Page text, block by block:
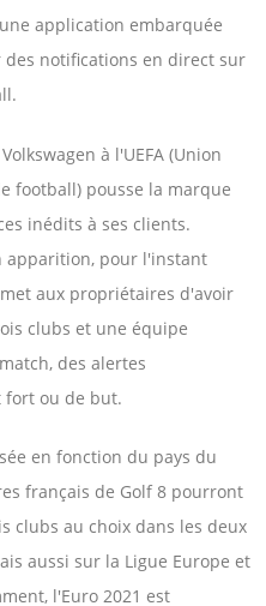
application embarquée
notifications en direct sur
à l'UEFA (Union
football) pousse la marque
inédits à ses clients.
apparition, pour l'instant
aux propriétaires d'avoir
clubs et une équipe
des alertes
fort ou de but.
en fonction du pays du
français de Golf 8 pourront
clubs au choix dans les deux
aussi sur la Ligue Europe et
l'Euro 2021 est